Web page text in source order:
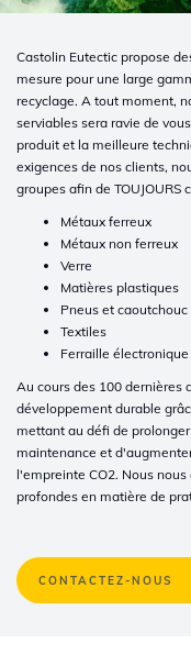
Castolin Eutectic propose
mesure pour une large
recyclage. A tout moment,
serviables sera ravie de
produit et la meilleure
exigences de nos clients,
groupes afin de TOUJOURS
Métaux ferreux
Métaux non ferreux
Verre
Matières plastiques
Pneus et caoutchouc
Textiles
Ferraille électronique
Au cours des 100 dernières
développement durable
mettant au défi de
maintenance et
l'empreinte CO2. Nous
profondes en matière de
CONTACTEZ-NOUS